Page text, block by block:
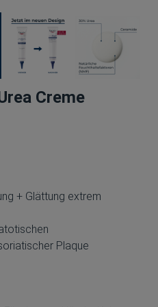
Creme
+ Glättung extrem
Plaque